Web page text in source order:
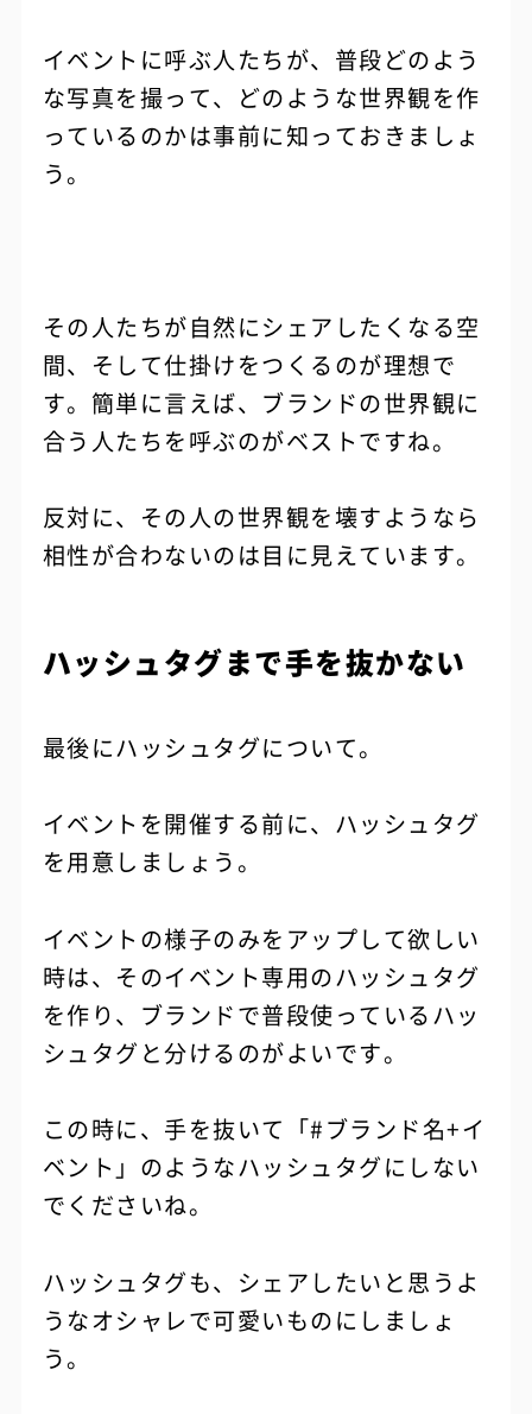
イベントに呼ぶ人たちが、普段どのよう
な写真を撮って、どのような世界観を作
っているのかは事前に知っておきましょ
う。
その人たちが自然にシェアしたくなる空
間、そして仕掛けをつくるのが理想で
す。簡単に言えば、ブランドの世界観に
合う人たちを呼ぶのがベストですね。
反対に、その人の世界観を壊すようなら
相性が合わないのは目に見えています。
ハッシュタグまで手を抜かない
最後にハッシュタグについて。
イベントを開催する前に、ハッシュタグ
を用意しましょう。
イベントの様子のみをアップして欲しい
時は、そのイベント専用のハッシュタグ
を作り、ブランドで普段使っているハッ
シュタグと分けるのがよいです。
この時に、手を抜いて「#ブランド名+イ
ベント」のようなハッシュタグにしない
でくださいね。
ハッシュタグも、シェアしたいと思うよ
うなオシャレで可愛いものにしましょ
う。